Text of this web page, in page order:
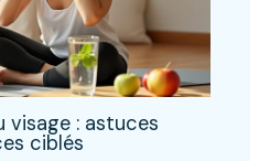
visage : astuces
ciblés